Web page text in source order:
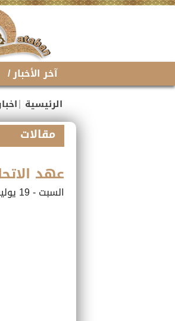
الرئيسية |
آخر الأخبار /
مقالات
عهد
السبت - 19 يوليو 2025 - الساعة 06:12 م